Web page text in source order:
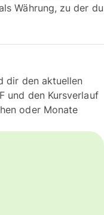
Währung, zu der du
dir den aktuellen
und den Kursverlauf
oder Monate